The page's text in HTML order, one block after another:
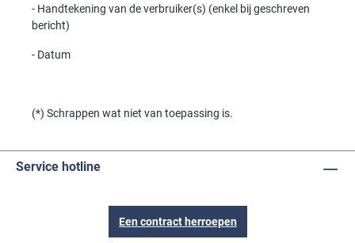
- Handtekening van de verbruiker(s) (enkel bij geschreven
bericht)
- Datum
(*) Schrappen wat niet van toepassing is.
Service hotline
Een contract herroepen